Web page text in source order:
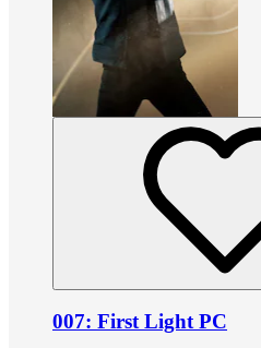
007: First Light PC